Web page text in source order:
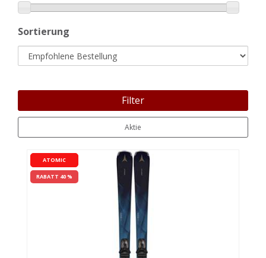
Sortierung
Filter
Aktie
ATOMIC
RABATT 40 %